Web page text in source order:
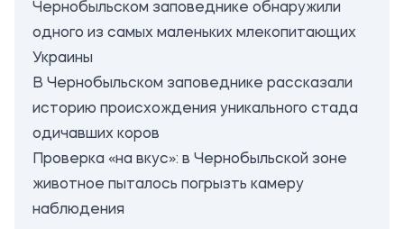
Чернобыльском заповеднике обнаружили
одного из самых маленьких млекопитающих
Украины
В Чернобыльском заповеднике рассказали
историю происхождения уникального стада
одичавших коров
Проверка «на вкус»: в Чернобыльской зоне
животное пыталось погрызть камеру
наблюдения